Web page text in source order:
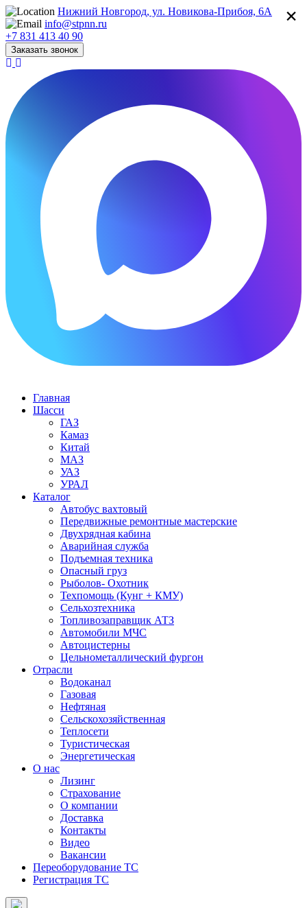
Нижний Новгород, ул. Новикова-Прибоя, 6А
info@stpnn.ru
+7 831 413 40 90
Заказать звонок
Главная
Шасси
ГАЗ
Камаз
Китай
МАЗ
УАЗ
УРАЛ
Каталог
Автобус вахтовый
Передвижные ремонтные мастерские
Двухрядная кабина
Аварийная служба
Подъемная техника
Опасный груз
Рыболов- Охотник
Техпомощь (Кунг + КМУ)
Сельхозтехника
Топливозаправщик АТЗ
Автомобили МЧС
Автоцистерны
Цельнометаллический фургон
Отрасли
Водоканал
Газовая
Нефтяная
Сельскохозяйственная
Теплосети
Туристическая
Энергетическая
О нас
Лизинг
Страхование
О компании
Доставка
Контакты
Видео
Вакансии
Переоборудование ТС
Регистрация ТС
×